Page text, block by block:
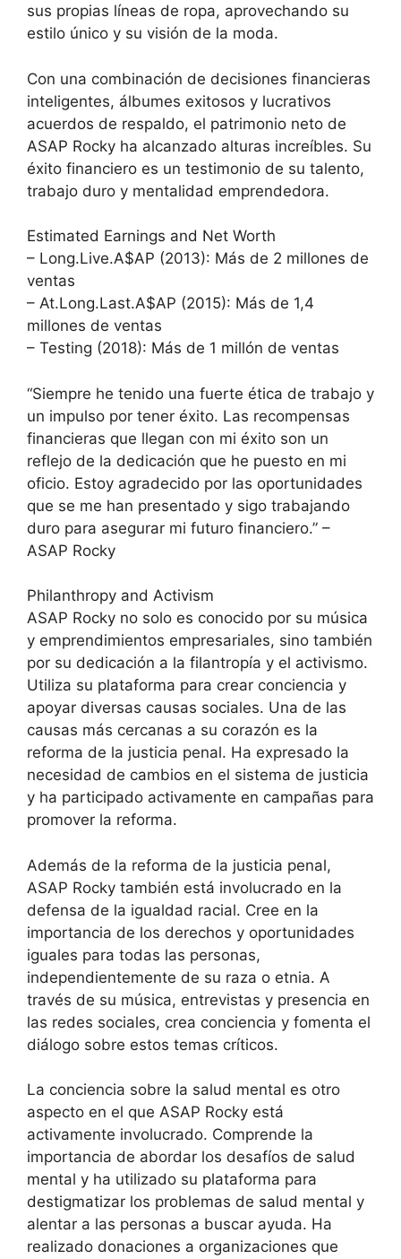
sus propias líneas de ropa, aprovechando su
estilo único y su visión de la moda.
Con una combinación de decisiones financieras
inteligentes, álbumes exitosos y lucrativos
acuerdos de respaldo, el patrimonio neto de
ASAP Rocky ha alcanzado alturas increíbles. Su
éxito financiero es un testimonio de su talento,
trabajo duro y mentalidad emprendedora.
Estimated Earnings and Net Worth
– Long.Live.A$AP (2013): Más de 2 millones de
ventas
– At.Long.Last.A$AP (2015): Más de 1,4
millones de ventas
– Testing (2018): Más de 1 millón de ventas
“Siempre he tenido una fuerte ética de trabajo y
un impulso por tener éxito. Las recompensas
financieras que llegan con mi éxito son un
reflejo de la dedicación que he puesto en mi
oficio. Estoy agradecido por las oportunidades
que se me han presentado y sigo trabajando
duro para asegurar mi futuro financiero.” –
ASAP Rocky
Philanthropy and Activism
ASAP Rocky no solo es conocido por su música
y emprendimientos empresariales, sino también
por su dedicación a la filantropía y el activismo.
Utiliza su plataforma para crear conciencia y
apoyar diversas causas sociales. Una de las
causas más cercanas a su corazón es la
reforma de la justicia penal. Ha expresado la
necesidad de cambios en el sistema de justicia
y ha participado activamente en campañas para
promover la reforma.
Además de la reforma de la justicia penal,
ASAP Rocky también está involucrado en la
defensa de la igualdad racial. Cree en la
importancia de los derechos y oportunidades
iguales para todas las personas,
independientemente de su raza o etnia. A
través de su música, entrevistas y presencia en
las redes sociales, crea conciencia y fomenta el
diálogo sobre estos temas críticos.
La conciencia sobre la salud mental es otro
aspecto en el que ASAP Rocky está
activamente involucrado. Comprende la
importancia de abordar los desafíos de salud
mental y ha utilizado su plataforma para
destigmatizar los problemas de salud mental y
alentar a las personas a buscar ayuda. Ha
realizado donaciones a organizaciones que